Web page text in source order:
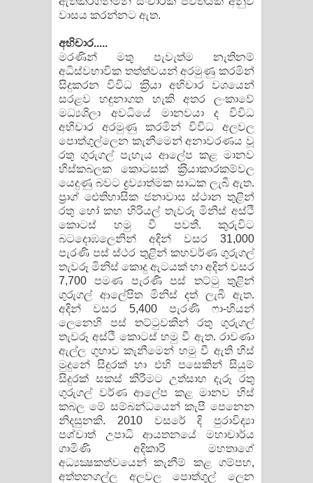
වාසය කරන්නට ඇත.
අභිචාර.....
මරණින් මතු පැවැත්ම නැතිනම්
අධිස්වභාවික තත්ත්වයන් අරමුණු කරමින්
සිදුකරන විවිධ ක‍්‍රියා අභිචාර වශයෙන්
සරළව හඳුනාගත හැකි අතර ලංකාවේ
මධ්‍යශිලා අවධියේ මානවයා ද විවිධ
අභිචාර අරමුණු කරමින් විවිධ අලවල
‌පොත්ගුල්ලෙන කැනීමෙන් අනාවරණය වූ
රතු ගුරුගල් පැහැය ආලේප කළ මානව
හිස්කබලක ‌කොටසක් ක‍්‍රියාකාරකම්වල
යෙදුණු බවට ද්‍රව්‍යාත්මක සාධක ලැබී ඇත.
ප‍්‍රාග් ඓතිහාසික ජනාවාස ස්ථාන තුළින්
රතු හෝ කහ හිරියල් තැවරූ මිනිස් අස්ථි
කොටස් හමු වී පවතී. කුරුවිට
බටදොඹලෙනින් අදින් වසර 31,000
පැරණි පස් ස්ථර තුළින් කහවර්ණ ගුරුගල්
තැවරූ මිනිස් කොදු ඇටයක් හා අදින් වසර
7,700 පමණ පැරණි පස් තට්ටු තුළින්
ගුරුගල් ආලේපිත මිනිස් දත් ලැබී ඇත.
අදින් වසර 5,400 පැරණි ෆා-හියන්
ලෙනෙහි පස් තට්ටුවකින් රතු ගුරුගල්
තැවරූ අස්ථි කොටස් හමු වී ඇත. රාවණා
ඇල්ල ගුහාව කැනීමෙන් හමු වී ඇති හිස්
මුදුනේ සිදුරක් හා එහි පසෙකින් සියුම්
සිදුරක් සකස් කිරීමට උත්සාහ දැරූ රතු
ගුරුගල් වර්ණ ආලේප කළ මානව හිස්
කබල මේ සම්බන්ධයෙන් කැපී පෙනෙන
නිදසුනකි. 2010 වසරේ දි පුරාවිද්‍යා
පශ්චාත් උපාධි ආයතනයේ මහාචාර්ය
ගාමිණි අදිකාරි මහතාගේ
අධ්‍යක්‍ෂකත්වයෙන් කැනීම් කළ ගම්පහ,
අත්තනගල්ල අලවල පොත්ගුල් ලෙන